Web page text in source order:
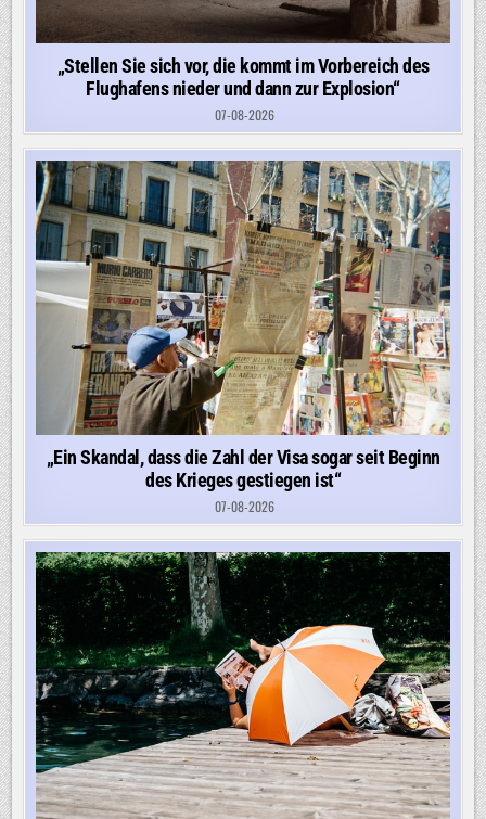
„Stellen Sie sich vor, die kommt im Vorbereich des
Flughafens nieder und dann zur Explosion“
07-08-2026
„Ein Skandal, dass die Zahl der Visa sogar seit Beginn
des Krieges gestiegen ist“
07-08-2026